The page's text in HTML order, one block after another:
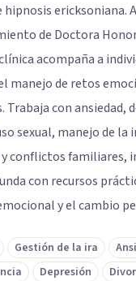
hipnosis ericksoniana.
de Doctora
acompaña a
manejo de retos
Trabaja con ansiedad,
sexual, manejo de la
conflictos familiares,
con recursos
y el cambio
Gestión de la ira
Depresión